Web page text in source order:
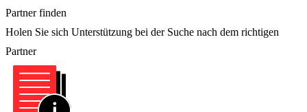
Partner finden
Holen Sie sich Unterstützung bei der Suche nach dem richtigen
Partner